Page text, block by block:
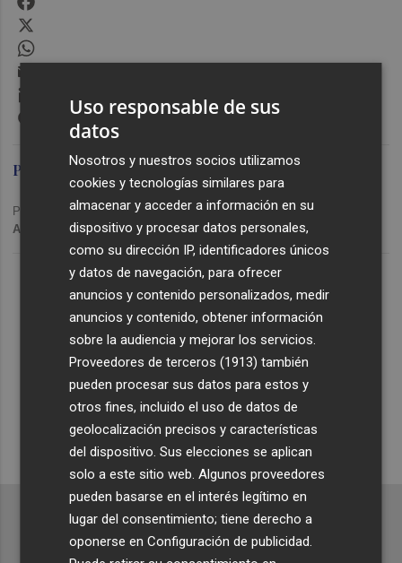
Lo Más Escuchado
Suscríbete al canal de
Whatsapp
Siempre al día de las últimas noticias
¡Quiero suscribirme!
Email
Messenger
Paco Polit
Publicado: 30/04/2024 ·06:45
Actualizado: 30/04/2024 · 16:48
Uso responsable de sus
datos
Nosotros y nuestros socios utilizamos
cookies y tecnologías similares para
almacenar y acceder a información en su
dispositivo y procesar datos personales,
como su dirección IP, identificadores únicos
y datos de navegación, para ofrecer
anuncios y contenido personalizados, medir
anuncios y contenido, obtener información
sobre la audiencia y mejorar los servicios.
Proveedores de terceros (1913) también
pueden procesar sus datos para estos y
otros fines, incluido el uso de datos de
geolocalización precisos y características
del dispositivo. Sus elecciones se aplican
solo a este sitio web. Algunos proveedores
pueden basarse en el interés legítimo en
lugar del consentimiento; tiene derecho a
oponerse enConfiguración de publicidad.